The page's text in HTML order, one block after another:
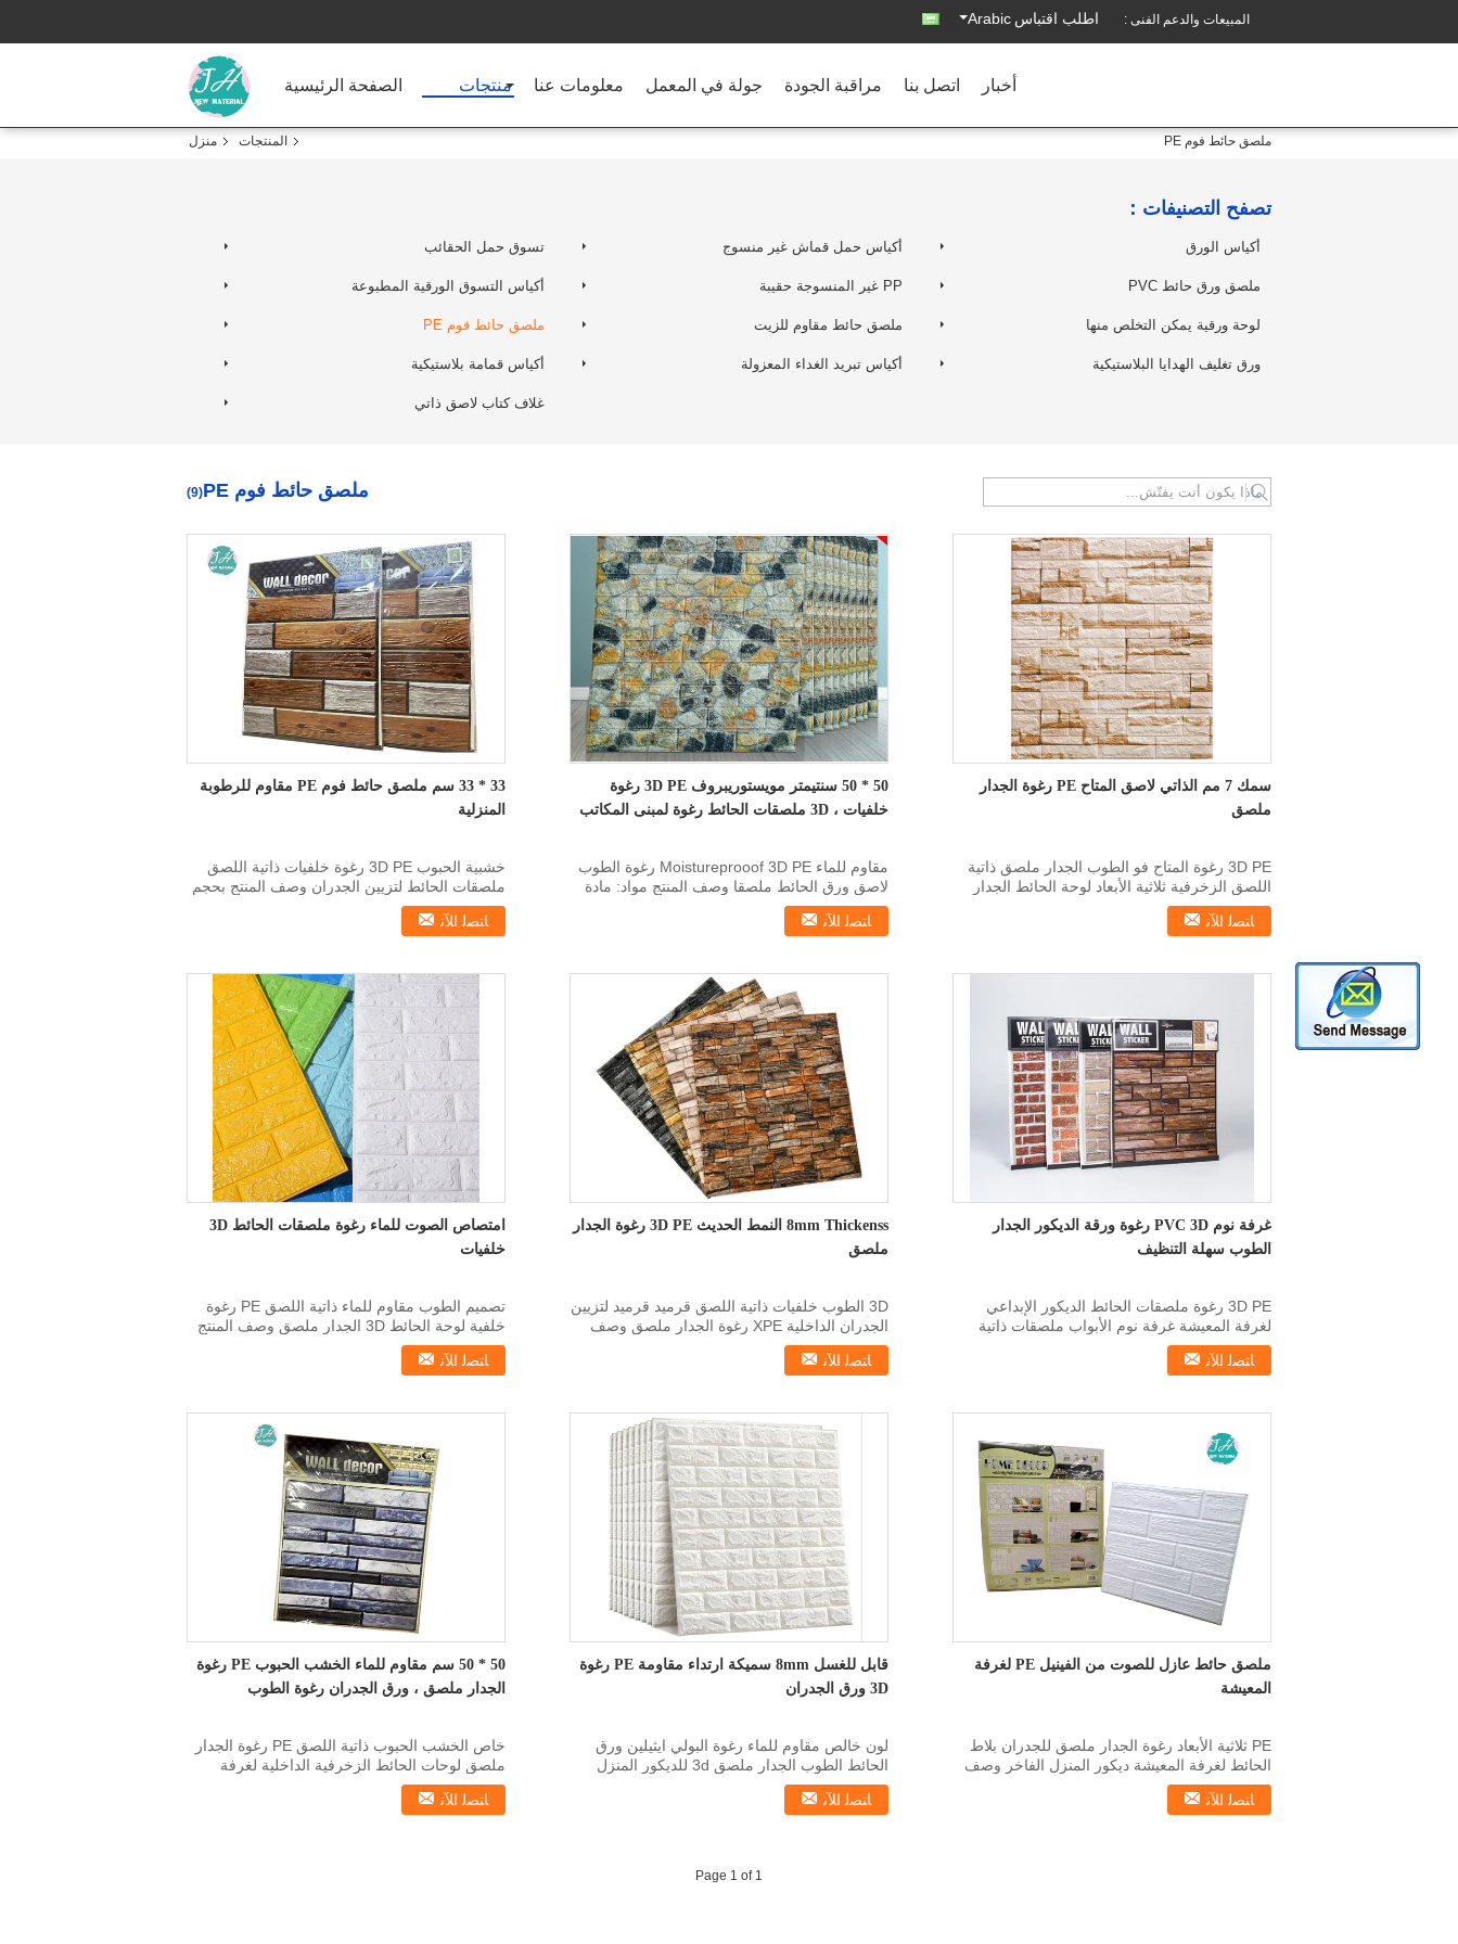
المبيعات والدعم الفنى : اطلب اقتباس Arabic
الصفحة الرئيسية منتجات معلومات عنا جولة في المعمل مراقبة الجودة اتصل بنا أخبار
منزل المنتجات ملصق حائط فوم PE
تصفح التصنيفات：
تسوق حمل الحقائب أكياس حمل قماش غير منسوج أكياس الورق
أكياس التسوق الورقية المطبوعة PP غير المنسوجة حقيبة ملصق ورق حائط PVC
ملصق حائط فوم PE ملصق حائط مقاوم للزيت لوحة ورقية يمكن التخلص منها
أكياس قمامة بلاستيكية أكياس تبريد الغداء المعزولة ورق تغليف الهدايا البلاستيكية
غلاف كتاب لاصق ذاتي
ملصق حائط فوم PE (9)
33 * 33 سم ملصق حائط فوم PE مقاوم للرطوبة
المنزلية
خشبية الحبوب 3D PE رغوة خلفيات ذاتية اللصق
ملصقات الحائط لتزيين الجدران وصف المنتج بحجم
33 * 33 سم ، ...
ﺎﺘﺼﻟ ﺍﻶﻧ
50 * 50 سنتيمتر مويستوريبروف 3D PE رغوة
خلفيات ، 3D ملصقات الحائط رغوة لمبنى المكاتب
مقاوم للماء Moistureprooof 3D PE رغوة الطوب
لاصق ورق الحائط ملصقا وصف المنتج مواد: مادة
رغوة البولي ...
ﺎﺘﺼﻟ ﺍﻶﻧ
سمك 7 مم الذاتي لاصق المتاح PE رغوة الجدار
ملصق
3D PE رغوة المتاح فو الطوب الجدار ملصق ذاتية
اللصق الزخرفية ثلاثية الأبعاد لوحة الحائط الجدار
ملصق إ...
ﺎﺘﺼﻟ ﺍﻶﻧ
امتصاص الصوت للماء رغوة ملصقات الحائط 3D
خلفيات
تصميم الطوب مقاوم للماء ذاتية اللصق PE رغوة
خلفية لوحة الحائط 3D الجدار ملصق وصف المنتج
اسم المنتج ل...
ﺎﺘﺼﻟ ﺍﻶﻧ
8mm Thickenss النمط الحديث 3D PE رغوة الجدار
ملصق
3D الطوب خلفيات ذاتية اللصق قرميد قرميد لتزيين
الجدران الداخلية XPE رغوة الجدار ملصق وصف
المنتج * مل...
ﺎﺘﺼﻟ ﺍﻶﻧ
غرفة نوم PVC 3D رغوة ورقة الديكور الجدار
الطوب سهلة التنظيف
3D PE رغوة ملصقات الحائط الديكور الإبداعي
لغرفة المعيشة غرفة نوم الأبواب ملصقات ذاتية
اللصق الخضراء ...
ﺎﺘﺼﻟ ﺍﻶﻧ
50 * 50 سم مقاوم للماء الخشب الحبوب PE رغوة
الجدار ملصق ، ورق الجدران رغوة الطوب
خاص الخشب الحبوب ذاتية اللصق PE رغوة الجدار
ملصق لوحات الحائط الزخرفية الداخلية لغرفة
المعيشة مطعم و...
ﺎﺘﺼﻟ ﺍﻶﻧ
قابل للغسل 8mm سميكة ارتداء مقاومة PE رغوة
3D ورق الجدران
لون خالص مقاوم للماء رغوة البولي ايثيلين ورق
الحائط الطوب الجدار ملصق 3d للديكور المنزل
وصف المنتج م...
ﺎﺘﺼﻟ ﺍﻶﻧ
ملصق حائط عازل للصوت من الفينيل PE لغرفة
المعيشة
PE ثلاثية الأبعاد رغوة الجدار ملصق للجدران بلاط
الحائط لغرفة المعيشة ديكور المنزل الفاخر وصف
المنتج ...
ﺎﺘﺼﻟ ﺍﻶﻧ
Page 1 of 1